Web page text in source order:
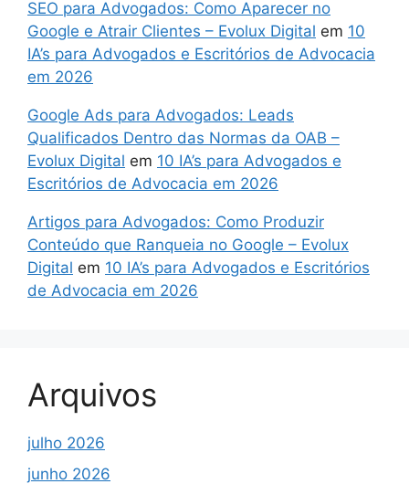
SEO para Advogados: Como Aparecer no
Google e Atrair Clientes – Evolux Digital em 10
IA’s para Advogados e Escritórios de Advocacia
em 2026
Google Ads para Advogados: Leads
Qualificados Dentro das Normas da OAB –
Evolux Digital em 10 IA’s para Advogados e
Escritórios de Advocacia em 2026
Artigos para Advogados: Como Produzir
Conteúdo que Ranqueia no Google – Evolux
Digital em 10 IA’s para Advogados e Escritórios
de Advocacia em 2026
Arquivos
julho 2026
junho 2026